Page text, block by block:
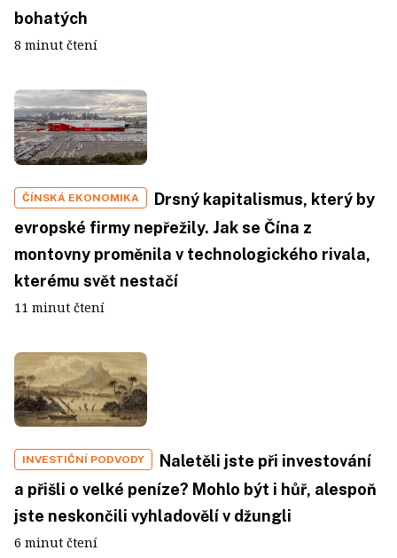
bohatých
8 minut čtení
ČÍNSKÁ EKONOMIKA
Drsný kapitalismus, který by
evropské firmy nepřežily. Jak se Čína z
montovny proměnila v technologického rivala,
kterému svět nestačí
11 minut čtení
INVESTIČNÍ PODVODY
Naletěli jste při investování
a přišli o velké peníze? Mohlo být i hůř, alespoň
jste neskončili vyhladovělí v džungli
6 minut čtení